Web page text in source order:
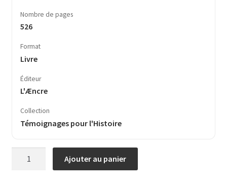
Nombre de pages
526
Format
Livre
Éditeur
L'Æncre
Collection
Témoignages pour l'Histoire
Ajouter au panier